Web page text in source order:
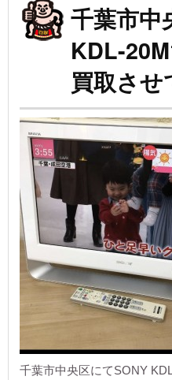
千葉市中
KDL-
買取させ
千葉市中央区にてSONY